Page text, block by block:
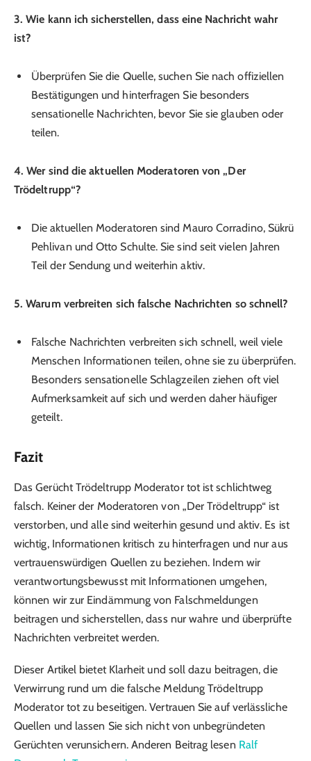
3. Wie kann ich sicherstellen, dass eine Nachricht wahr
ist?
Überprüfen Sie die Quelle, suchen Sie nach offiziellen
Bestätigungen und hinterfragen Sie besonders
sensationelle Nachrichten, bevor Sie sie glauben oder
teilen.
4. Wer sind die aktuellen Moderatoren von „Der
Trödeltrupp“?
Die aktuellen Moderatoren sind Mauro Corradino, Sükrü
Pehlivan und Otto Schulte. Sie sind seit vielen Jahren
Teil der Sendung und weiterhin aktiv.
5. Warum verbreiten sich falsche Nachrichten so schnell?
Falsche Nachrichten verbreiten sich schnell, weil viele
Menschen Informationen teilen, ohne sie zu überprüfen.
Besonders sensationelle Schlagzeilen ziehen oft viel
Aufmerksamkeit auf sich und werden daher häufiger
geteilt.
Fazit
Das Gerücht Trödeltrupp Moderator tot ist schlichtweg
falsch. Keiner der Moderatoren von „Der Trödeltrupp“ ist
verstorben, und alle sind weiterhin gesund und aktiv. Es ist
wichtig, Informationen kritisch zu hinterfragen und nur aus
vertrauenswürdigen Quellen zu beziehen. Indem wir
verantwortungsbewusst mit Informationen umgehen,
können wir zur Eindämmung von Falschmeldungen
beitragen und sicherstellen, dass nur wahre und überprüfte
Nachrichten verbreitet werden.
Dieser Artikel bietet Klarheit und soll dazu beitragen, die
Verwirrung rund um die falsche Meldung Trödeltrupp
Moderator tot zu beseitigen. Vertrauen Sie auf verlässliche
Quellen und lassen Sie sich nicht von unbegründeten
Gerüchten verunsichern. Anderen Beitrag lesen Ralf